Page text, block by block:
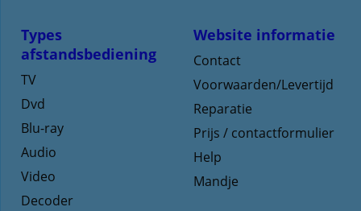
Website informatie
Contact
Voorwaarden/Levertijd
Reparatie
Prijs / contactformulier
Help
Mandje
Types
afstandsbediening
TV
Dvd
Blu-ray
Audio
Video
Decoder